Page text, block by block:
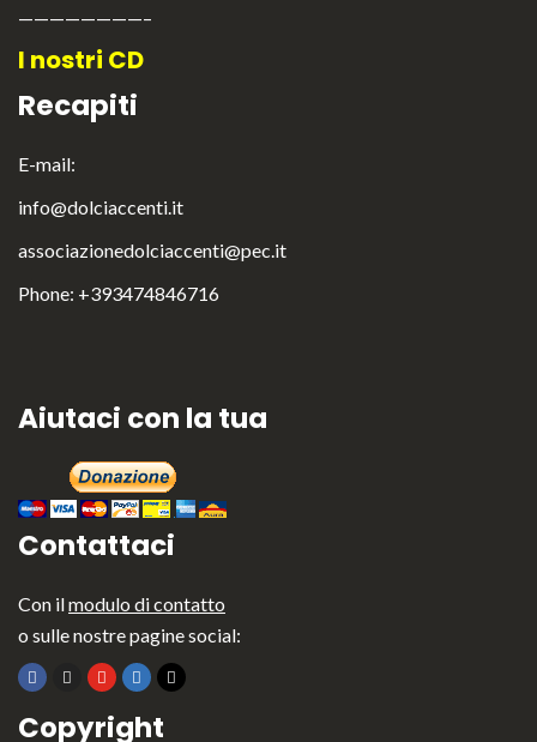
————————–
I nostri CD
Recapiti
E-mail:
info@dolciaccenti.it
associazionedolciaccenti@pec.it
Phone: +393474846716
Aiutaci con la tua
Contattaci
Con ilmodulo di contatto
o sulle nostre pagine social:
Copyright